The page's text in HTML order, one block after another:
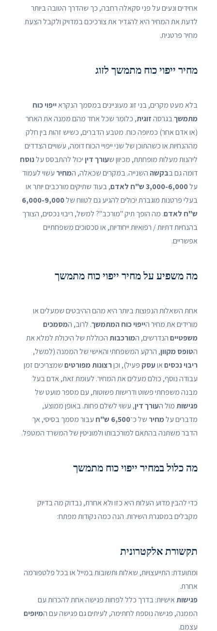
אחידים ונעים על פני סקאלה רחבה, כך שהדרך הטובה ביותר
לדעת את המחיר היא להגדיר את צורכיכם במדויק ולקבל הצעת
מחיר פרטנית.
מחיר ייפוי כוח מתמשך לזוג
בלא מעט מקרים, בני זוג מעוניינים במסמך הנקראייפוי כוח
מתמשךבגרסהזוגית, כלומר שכל אחד מהם ממנה את האחר
(או אדם אחר) כמיופה כוח. מטבע הדברים, כשיש זהות בין חלק
מההנחיות או כשהתוכן של שני ייפויי הכוח דומה, עשויים הצדדים
ליהנות מעלות מופחתת, מכיוון שעורך דין יכול להתבסס עלנוסח
דומה גם בבקשה השנייה. במקרים שכאלה, המחיר עשוי לעמוד
על3,000-6,000 ש"ח לאדם
, בעוד שתיקים מורכבים יותר או
בעלי פרטנות מוגברת יכולים להגיע גם לטווח של6,000-9,000
ש"ח לאדם. מה הופך תיק "מורכב"? למשל, ריבוי נכסים, הצורך
בהנחיות דתיות / רפואיות ייחודיות, או סכסוכים משפחתיים
אפשריים.
מה משפיע על מחיר ייפוי כוח מתמשך
אחת השאלות הנפוצות ביותר היא מהם ההיבטים שמעלים או
מורידים את מחיר הייפוי כוח המתמשך. לרוב, המסמכים
משפטייםהנדרשים, המורכבותהכוללת של היכולת למלא את
הטופס מקוון, הרקע המשפחתי והאישי של הממנה (למשל,
ריבוי נכסיםאועסק פעיל), וכןרצונות מפורטיםשמצריכים זמן
עבודה נוסף, כולם מעלים את המחיר. לעומת זאת, אדם בעל
מבנה משפחתי פשוט ודרישות פשוטות, עם מספר מועט של
פגישותמול העורך דין, עשוי לשלם פחות. באופן ממוצע,
מדברים עלמחיר של כ־6,500 ש"ח
עבור מסמך בסיסי, אך
הדבר משתנה בהתאם למורכבותו ולמוניטין של המשרד המטפל.
מה כלול במחיר ייפוי כוח מתמשך
כדי להבין מדוע העלות היא כזו ולא אחרת, נבדוק מה בדיוק
מקבלים במסגרת השירות. הנה כמה נקודות מפתח:
תקשורת אלקטרונית
ומתועדת: התייעצויות, שאלות ותשובות במייל או בכל פלטפורמה
אחרת.
פגישותאישיות: בדרך כלל לפחות פגישה אחת להכרות עם
הממנה, פגישה נוספת לחתימה, לעיתים גם פגישה עם המיופים
עצמם.